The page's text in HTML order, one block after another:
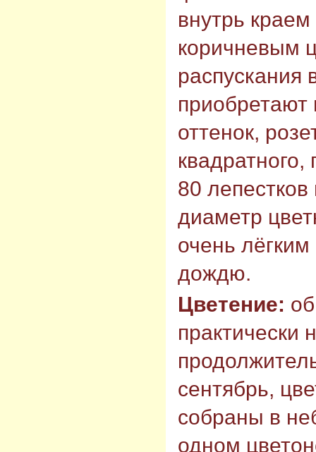
внутрь
коричневым
распускания
оттенок,
80
диаметр
очень
дождю.
Цветение:
практически
сентябрь,
собраны в
одном